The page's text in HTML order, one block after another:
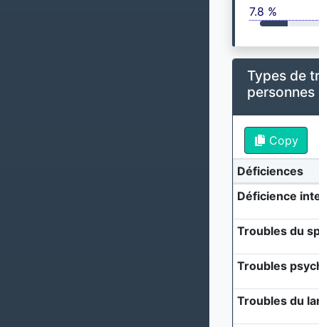
7.8 %
Types de
Copy
Déficiences
Déficience
Troubles du
Troubles
Troubles du